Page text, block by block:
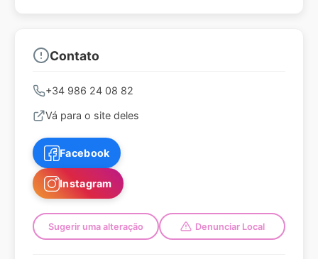
Contato
+34 986 24 08 82
Vá para o site deles
Facebook
Instagram
Sugerir uma alteração Denunciar Local